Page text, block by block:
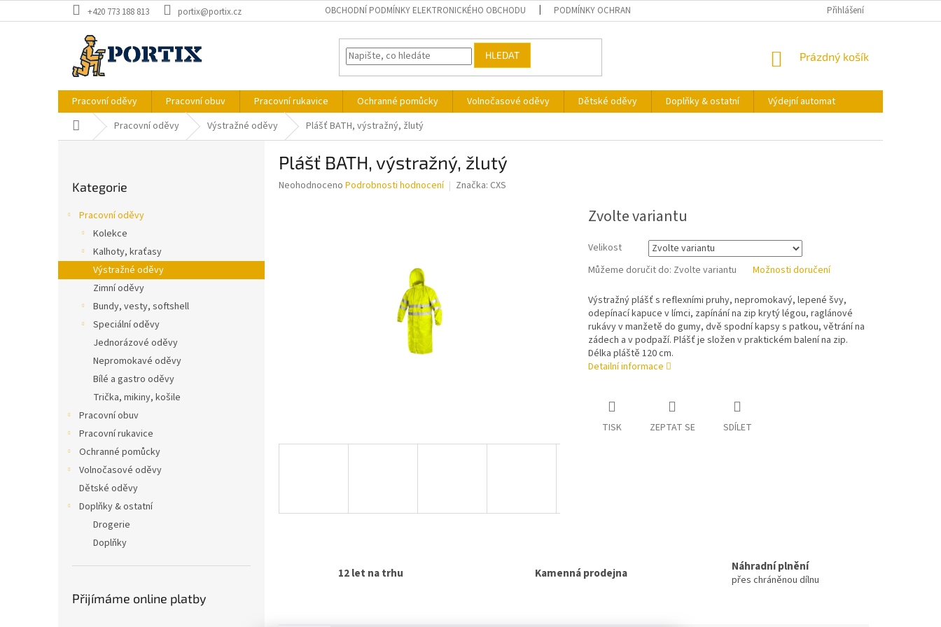
na
+420 773 188 813 portix@portix.cz OBCHODNÍ PODMÍNKY ELEKTRONICKÉHO OBCHODU PODMÍNKY OCHRANY OSOBNÍCH ÚDAJŮ VÝDEJNÍ AUTOMAT
Přihlášení
HLEDAT
NÁKUPNÍ
Prázdný košík
Pracovní oděvy Pracovní obuv Pracovní rukavice Ochranné pomůcky Volnočasové oděvy Dětské oděvy Doplňky & ostatní
Výdejní automat
Domů Pracovní oděvy Výstražné oděvy Plášť BATH, výstražný, žlutý
kategorie
Kategorie
Pracovní oděvy
Kolekce
Kalhoty, kraťasy
Výstražné oděvy
Zimní oděvy
Bundy, vesty, softshell
Speciální oděvy
Jednorázové oděvy
Nepromokavé oděvy
Bílé a gastro oděvy
Trička, mikiny, košile
Pracovní obuv
Pracovní rukavice
Ochranné pomůcky
Volnočasové oděvy
Dětské oděvy
Doplňky & ostatní
Drogerie
Doplňky
Přijímáme online platby
Plášť BATH, výstražný, žlutý
Průměrné
Neohodnoceno Podrobnosti hodnocení Značka: CXS
Zvolte variantu
Velikost
Můžeme doručit do: Zvolte variantu Možnosti doručení
Výstražný plášť s reflexními pruhy, nepromokavý, lepené švy,
odepínací kapuce v límci, zapínání na zip krytý légou, raglánové
rukávy v manžetě do gumy, dvě spodní kapsy s patkou, větrání na
zádech a v podpaží. Plášť je složen v praktickém balení na zip.
Délka pláště 120 cm.
Detailní informace
TISK ZEPTAT SE SDÍLET
12 let na trhu Kamenná prodejna Náhradní plnění
přes chráněnou dílnu